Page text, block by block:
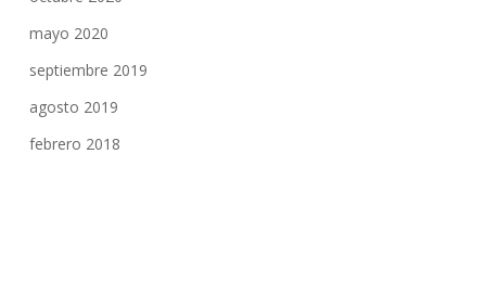
mayo 2020
septiembre 2019
agosto 2019
febrero 2018